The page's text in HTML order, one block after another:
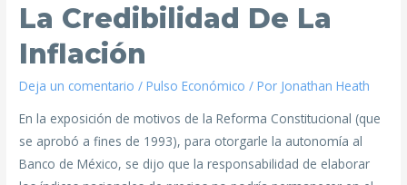
La Credibilidad De La
Inflación
Deja un comentario /Pulso Económico / Por Jonathan Heath
En la exposición de motivos de la Reforma Constitucional (que
se aprobó a fines de 1993), para otorgarle la autonomía al
Banco de México, se dijo que la responsabilidad de elaborar